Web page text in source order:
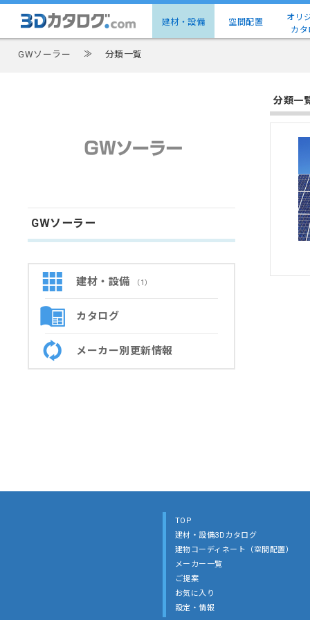
建材・設備 空間配置
オリ
カタ
GWソーラー ≫ 分類一覧
GWソーラー
建材・設備 （1）
カタログ
メーカー別更新情報
分類一
TOP
建材・設備3Dカタログ
建物コーディネート（空間配置）
メーカー一覧
ご提案
お気に入り
設定・情報